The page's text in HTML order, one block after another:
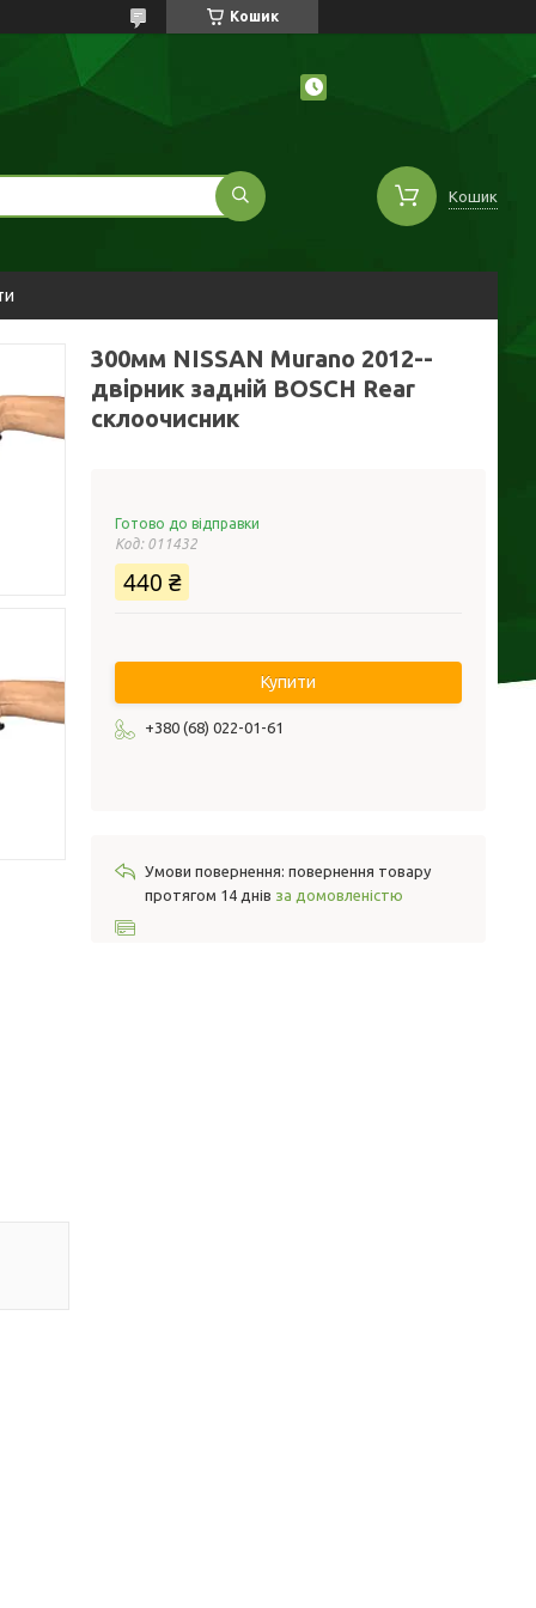
Кошик
Кошик
300мм NISSAN Murano 2012--
двірник задній BOSCH Rear
склоочисник
Готово до відправки
Код: 011432
440 ₴
Купити
+380 (68) 022-01-61
повернення товару
протягом 14 днів за домовленістю